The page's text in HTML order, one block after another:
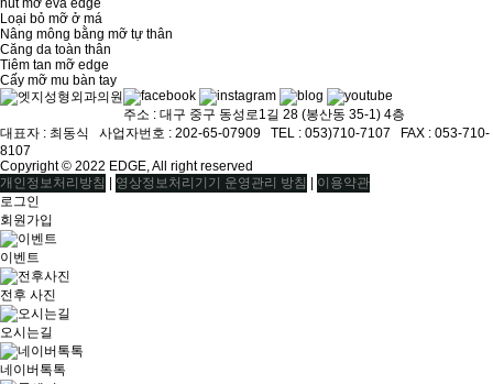
Loại bỏ mỡ ở má
Nâng mông bằng mỡ tự thân
Căng da toàn thân
Tiêm tan mỡ edge
Cấy mỡ mu bàn tay
주소 : 대구 중구 동성로1길 28 (봉산동 35-1) 4층
대표자 : 최동식ㅤ 사업자번호 : 202-65-07909ㅤ TEL : 053)710-7107ㅤ FAX : 053-710-
8107
Copyright © 2022 EDGE, All right reserved
개인정보처리방침 | 영상정보처리기기 운영관리 방침 | 이용약관
로그인
회원가입
이벤트
전후 사진
오시는길
네이버톡톡